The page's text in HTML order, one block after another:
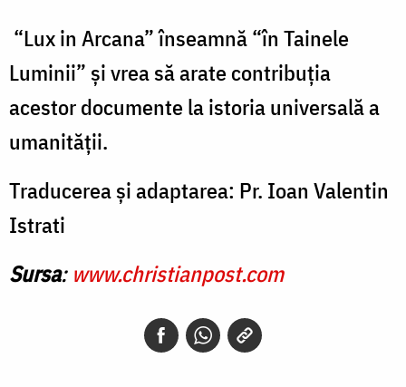
“Lux in Arcana” înseamnă “în Tainele
Luminii” şi vrea să arate contribuţia
acestor documente la istoria universală a
umanităţii.
Traducerea şi adaptarea: Pr. Ioan Valentin
Istrati
Sursa: www.christianpost.com